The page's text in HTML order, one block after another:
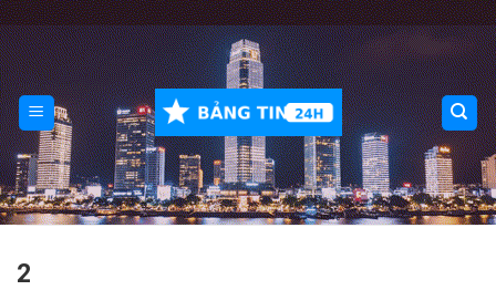
Skip
to
content
2